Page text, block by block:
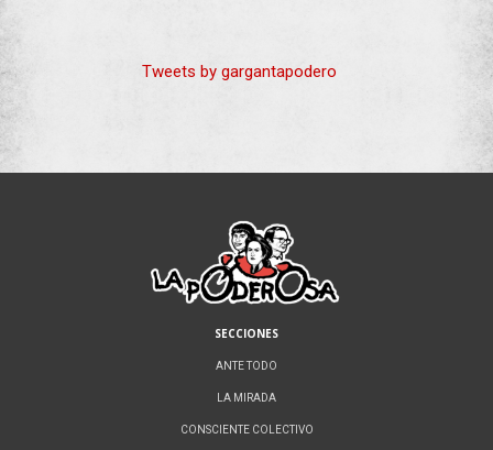
Tweets by gargantapodero
SECCIONES
ANTE TODO
LA MIRADA
CONSCIENTE COLECTIVO